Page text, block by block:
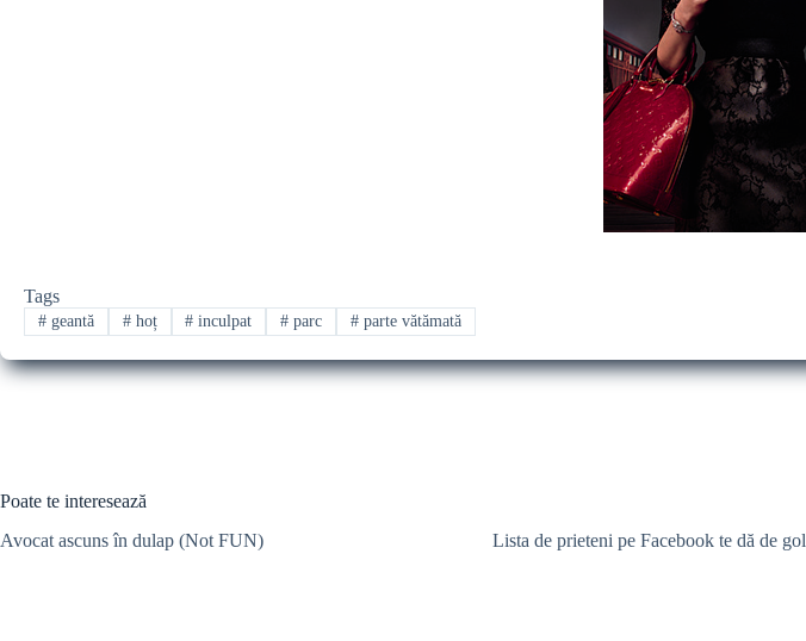
Tags
#geantă #hoț # inculpat # parc # parte vătămată
Poate te interesează
Avocat ascuns în dulap (Not FUN)
Lista de prieteni pe Facebook te dă de gol